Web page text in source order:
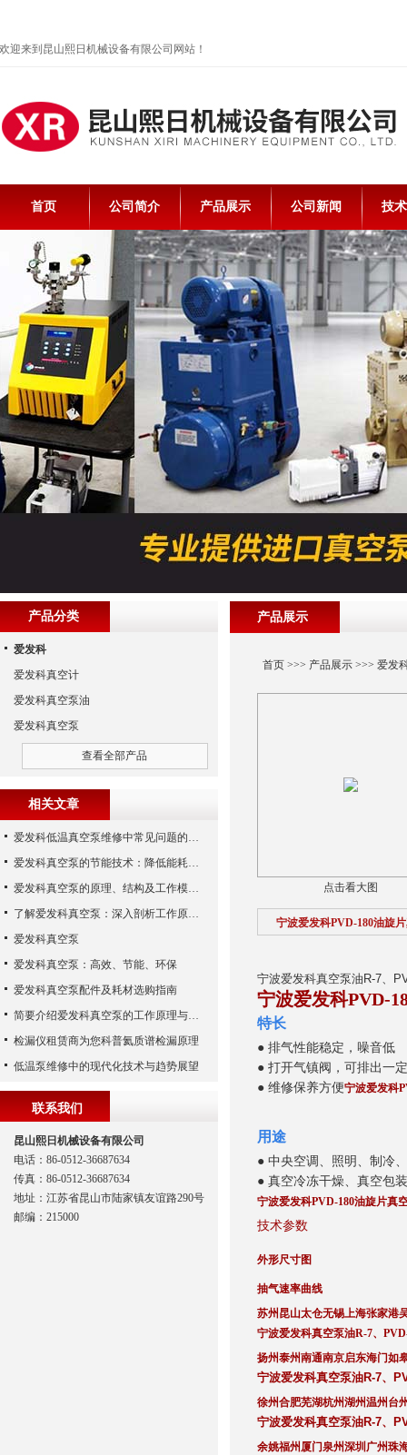
欢迎来到昆山熙日机械设备有限公司网站！
首页 公司简介 产品展示 公司新闻 技
产品展示
首页>>> 产品展示>>> 爱发
点击看大图
宁波爱发科PVD-180油旋
宁波爱发科真空泵油R-7、
宁波爱发科PVD-
特长
● 排气性能稳定，噪音低
● 打开气镇阀，可排出一
● 维修保养方便宁波爱发科
用途
● 中央空调、照明、制冷
● 真空冷冻干燥、真空包
宁波爱发科PVD-180油旋片真
技术参数
外形尺寸图
抽气速率曲线
苏州昆山太仓无锡上海张家港
宁波爱发科真空泵油R-7、
扬州泰州南通南京启东海门如
宁波爱发科真空泵油R-7、
徐州合肥芜湖杭州湖州温州台
宁波爱发科真空泵油R-7、
余姚福州厦门泉州深圳广州珠
产品分类
爱发科
爱发科真空计
爱发科真空泵油
爱发科真空泵
查看全部产品
相关文章
爱发科低温真空泵维修中常见问题的处理经验
爱发科真空泵的节能技术：降低能耗，提高生产效益
爱发科真空泵的原理、结构及工作模式解析
了解爱发科真空泵：深入剖析工作原理与特点
爱发科真空泵
爱发科真空泵：高效、节能、环保
爱发科真空泵配件及耗材选购指南
简要介绍爱发科真空泵的工作原理与主要部件
检漏仪租赁商为您科普氦质谱检漏原理
低温泵维修中的现代化技术与趋势展望
联系我们
昆山熙日机械设备有限公司
电话：86-0512-36687634
传真：86-0512-36687634
地址：江苏省昆山市陆家镇友谊路290号
邮编：215000